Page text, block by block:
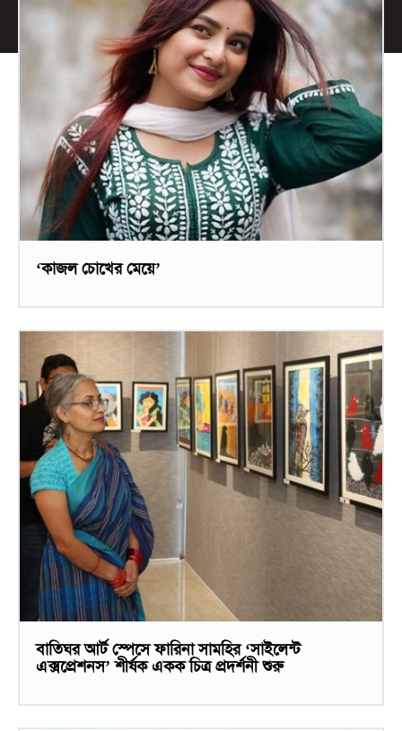
‘কাজল চোখের মেয়ে’
বাতিঘর আর্ট স্পেসে ফারিনা সামহির ‘সাইলেন্ট
এক্সপ্রেশনস’ শীর্ষক একক চিত্র প্রদর্শনী শুরু